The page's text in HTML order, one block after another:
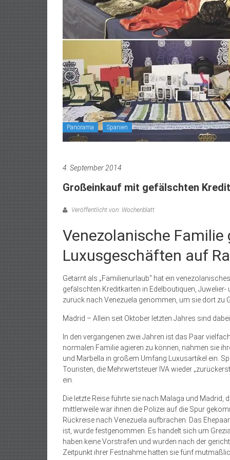
Panorama Spanien
4. September 2014
Großeinkauf mit gefälschten
Veröffentlicht von: Wochenblatt
Venezolanische
Luxusgeschäften auf
Getarnt als „Familienurlaub“ hat ein
gefälschten Kreditkarten in Edelboutiquen,
zurück nach Venezuela genommen, um sie dort zu
Madrid – Allein seit Oktober letzten Jahres sind
In den vergangenen zwei Jahren ist das Paar
normalen Familie agieren zu können, nahmen sie
und Marbella in großem Umfang Luxusartikel ein.
Touristen, die Mehrwertsteuer IVA wieder
ein.
Die letzte Reise führte sie nach Malaga und Madrid,
mittlerweile war ihnen die Polizei auf die Spur
Rückreise nach Venezuela aufbrachen. Das
ist, wurde festgenommen. Es handelt sich um
haben keine Vorstrafen und wurden nach der
Zeitpunkt ihrer Festnahme hatten sie fünf